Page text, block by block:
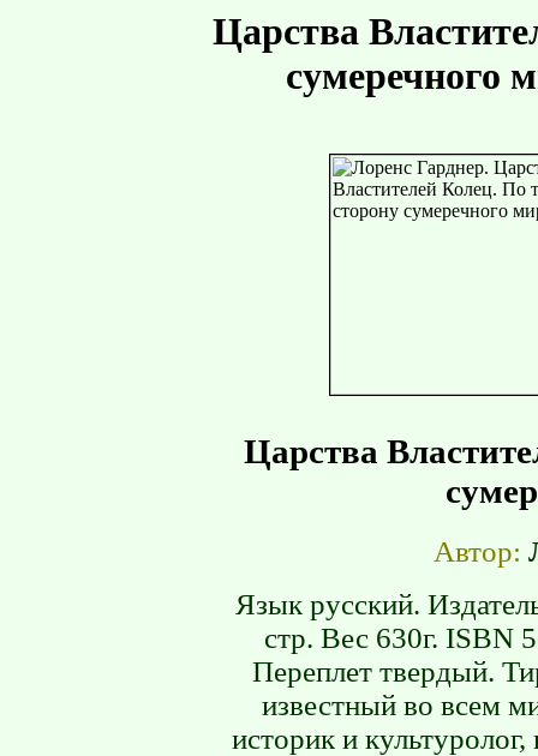
Царства
сумеречного
Царства
Автор:
Язык русский.
стр. Вес 630г. ISBN
Переплет твердый.
известный во всем
историк и